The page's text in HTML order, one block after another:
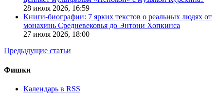
28 июля 2026, 16:59
Книги-биографии: 7 ярких текстов о реальных людях от
монахинь Средневековья до Энтони Хопкинса
27 июля 2026, 18:00
Предыдущие статьи
Фишки
Календарь в RSS